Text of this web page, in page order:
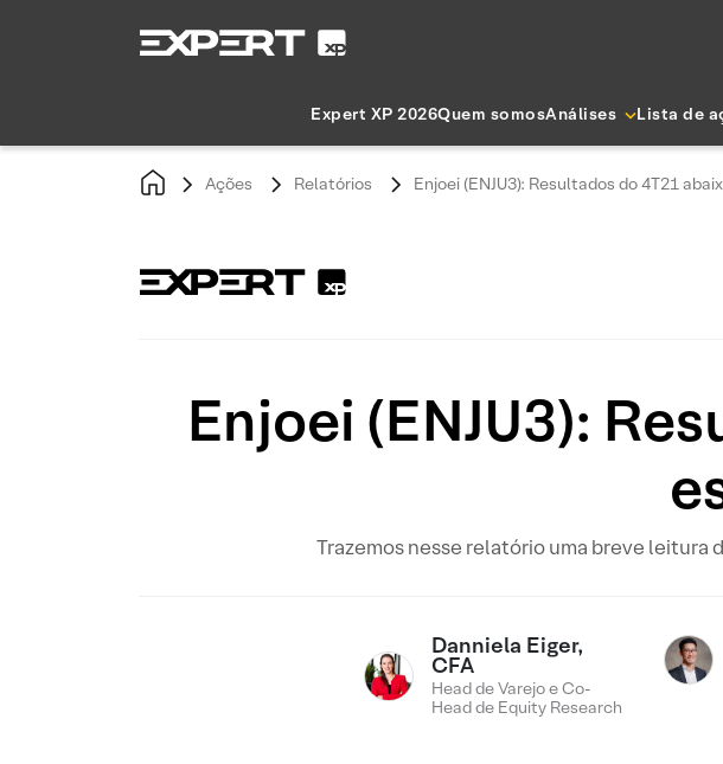
Expert XP 2026Quem somosAnálises Lista de
Ações Relatórios Enjoei (ENJU3): Resultados do 4T21
Enjoei (ENJU3):
Trazemos nesse relatório uma breve leitura
Danniela Eiger,
CFA
Head de Varejo e Co-
Head de Equity Research